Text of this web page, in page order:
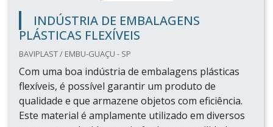
INDÚSTRIA DE EMBALAGENS
PLÁSTICAS FLEXÍVEIS
BAVIPLAST / EMBU-GUAÇU - SP
Com uma boa indústria de embalagens plásticas
flexíveis, é possível garantir um produto de
qualidade e que armazene objetos com eficiência.
Este material é amplamente utilizado em diversos